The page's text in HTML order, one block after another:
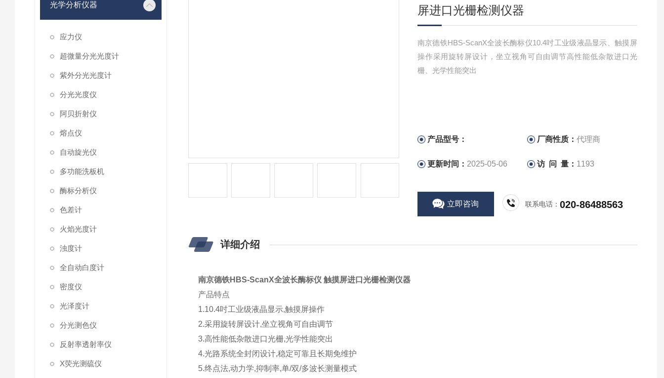
光学分析仪器
应力仪
超微量分光光度计
紫外分光光度计
分光光度仪
阿贝折射仪
熔点仪
自动旋光仪
多功能洗板机
酶标分析仪
色差计
火焰光度计
浊度计
全自动白度计
密度仪
光泽度计
分光测色仪
反射率透射率仪
X荧光测硫仪
屏进口光栅检测仪器
南京德铁HBS-ScanX全波长酶标仪10.4吋工业级液晶显示、触摸屏
操作采用旋转屏设计，坐立视角可自由调节高性能低杂散进口光
栅、光学性能突出
产品型号： 厂商性质：代理商
更新时间： 2025-05-06 访 问 量： 1193
立即咨询 联系电话：020-86488563
详细介绍
南京德铁HBS-ScanX全波长酶标仪 触摸屏进口光栅检测仪器
产品特点
1.10.4吋工业级液晶显示,触摸屏操作
2.采用旋转屏设计,坐立视角可自由调节
3.高性能低杂散进口光栅,光学性能突出
4.光路系统全封闭设计,稳定可靠且长期免维护
5.终点法,动力学,抑制率,单/双/多波长测量模式